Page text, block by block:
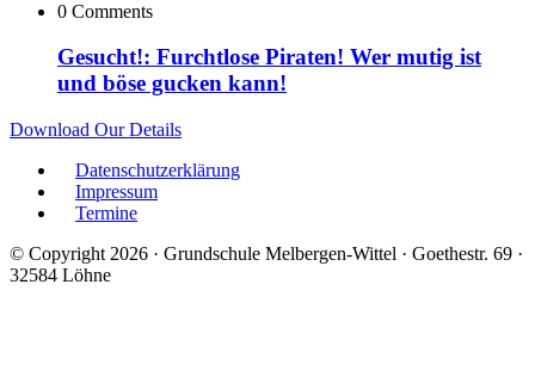
0 Comments
Gesucht!: Furchtlose Piraten! Wer mutig ist
und böse gucken kann!
Download Our Details
Datenschutzerklärung
Impressum
Termine
© Copyright 2026 · Grundschule Melbergen-Wittel · Goethestr. 69 ·
32584 Löhne